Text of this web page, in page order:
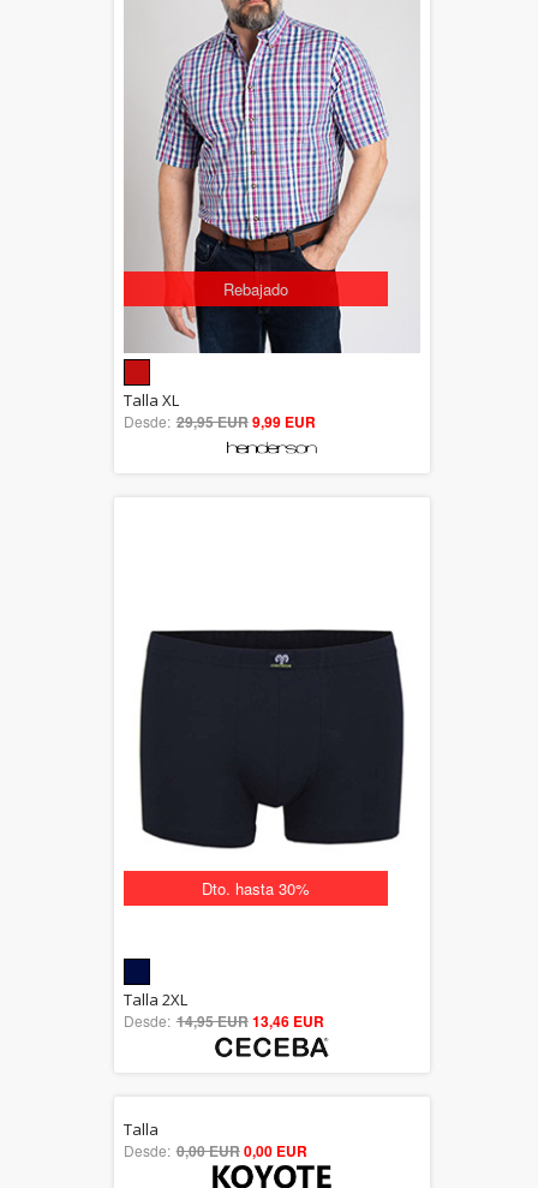
Dto. hasta 30%
También en Largo Especial
Rebajado
out of 5
Talla XL
Desde: 29,95 EUR9,99 EUR
Dto. hasta 30%
out of 5
Talla 2XL
Desde: 14,95 EUR13,46 EUR
5.00
out of 5
Talla
Desde: 0,00 EUR0,00 EUR